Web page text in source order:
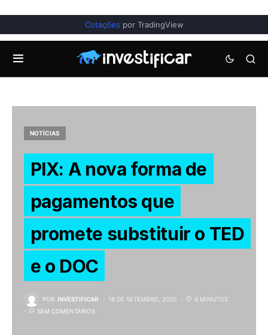
Cotações por TradingView
NOTÍCIAS
PIX: A nova forma de
pagamentos que
promete substituir o TED
e o DOC
POR INVESTIFICAR 16 DE SETEMBRO, 2020
4 MINUTOS
SEM COMENTÁRIOS